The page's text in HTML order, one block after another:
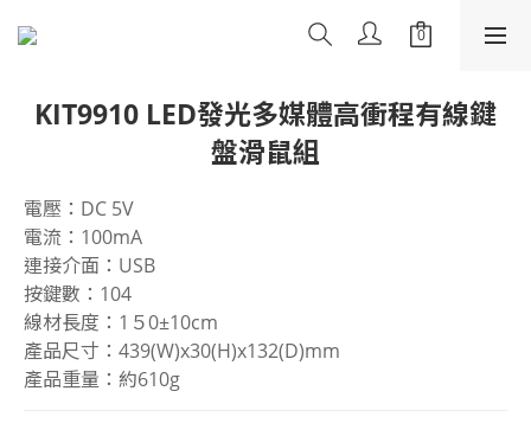
KIT9910 LED發光多媒體高衝程有線鍵
盤滑鼠組
電壓：DC 5V
電流：100mA
連接介面：USB
按鍵數：104
線材長度：1５0±10cm
產品尺寸：439(W)x30(H)x132(D)mm
產品重量：約610g